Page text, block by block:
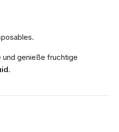
und genieße fruchtige
.